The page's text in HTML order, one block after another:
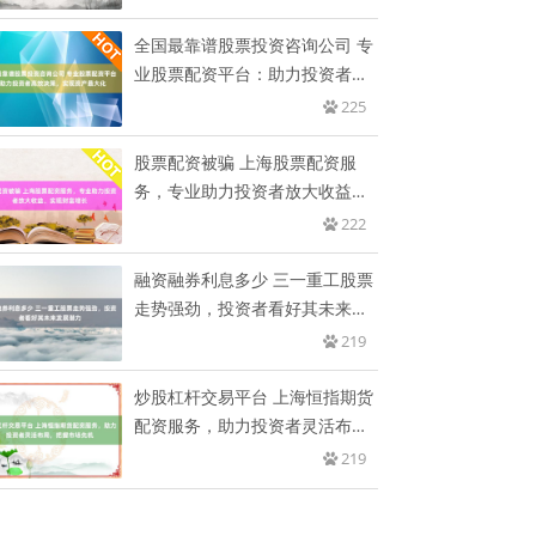
全国最靠谱股票投资咨询公司 专
业股票配资平台：助力投资者高
225
股票配资被骗 上海股票配资服
务，专业助力投资者放大收益、
222
融资融券利息多少 三一重工股票
走势强劲，投资者看好其未来发
219
炒股杠杆交易平台 上海恒指期货
配资服务，助力投资者灵活布
219